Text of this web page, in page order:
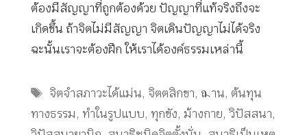
ต้องมีสัญญาที่ถูกต้องด้วย ปัญญาที่แท้จริงถึงจะ
เกิดขึ้น ถ้าจิตไม่มีสัญญา จิตเดินปัญญาไม่ได้จริง
ฉะนั้นเราจะต้องฝึก ให้เราได้องค์ธรรมเหล่านี้
Tags
จิตจำสภาวะได้แม่น, จิตตสิกขา, ฌาน, ต้นทุน
ทางธรรม, ทำในรูปแบบ, ทุกขัง, ม้างกาย, วิปัสสนา,